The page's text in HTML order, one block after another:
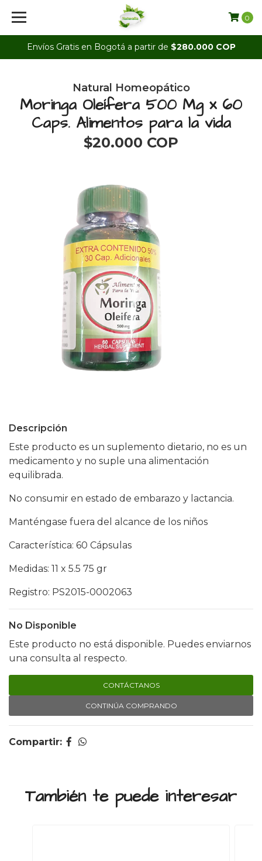
Envíos Gratis en Bogotá a partir de $280.000 COP
0
Natural Homeopático
Moringa Oleífera 500 Mg x 60
Caps. Alimentos para la vida
$20.000 COP
Descripción
Este producto es un suplemento dietario, no es un
medicamento y no suple una alimentación
equilibrada.
No consumir en estado de embarazo y lactancia.
Manténgase fuera del alcance de los niños
Característica: 60 Cápsulas
Medidas: 11 x 5.5 75 gr
Registro: PS2015-0002063
No Disponible
Este producto no está disponible. Puedes enviarnos
una consulta al respecto.
CONTÁCTANOS
CONTINÚA COMPRANDO
Compartir:
También te puede interesar